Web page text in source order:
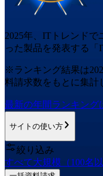
2025年 、ITトレンド
った製品を発表する「
※ランキング結果は
料請求数をもとに集計
最新の年間ランキング
サイトの使い方
絞り込み
すべて大規模（100名以